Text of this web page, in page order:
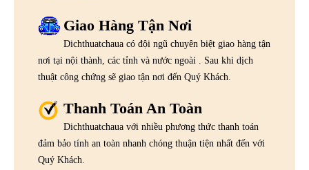
Giao Hàng Tận Nơi
Dichthuatchaua có đội ngũ chuyên biệt giao hàng tận
nơi tại nội thành, các tỉnh và nước ngoài . Sau khi dịch
thuật công chứng sẽ giao tận nơi đến Quý Khách.
Thanh Toán An Toàn
Dichthuatchaua với nhiều phương thức thanh toán
đảm bảo tính an toàn nhanh chóng thuận tiện nhất đến với
Quý Khách.